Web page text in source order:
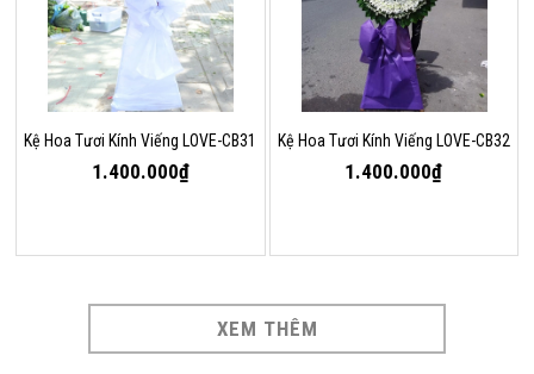
Kệ Hoa Tươi Kính Viếng LOVE-CB31
1.400.000₫
Kệ Hoa Tươi Kính Viếng LOVE-CB32
1.400.000₫
XEM THÊM